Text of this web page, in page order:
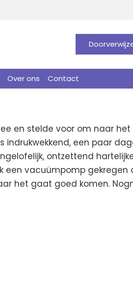
Over ons Contact
en stelde voor om naar
een paar
ontzettend
een vacuümpomp gekregen
het gaat goed komen.